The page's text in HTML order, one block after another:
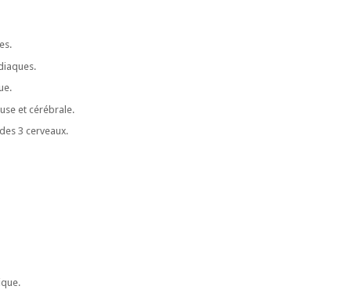
et cérébrale.
3 cerveaux.